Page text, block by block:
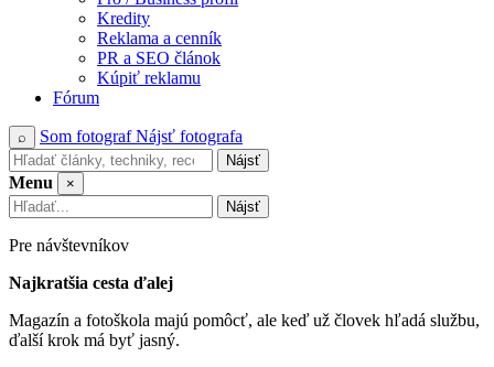
Kredity
Reklama a cenník
PR a SEO článok
Kúpiť reklamu
Fórum
⌕ Som fotografNájsť fotografa
Nájsť
Menu
×
Nájsť
Pre návštevníkov
Najkratšia cesta ďalej
Magazín a fotoškola majú pomôcť, ale keď už človek hľadá službu,
ďalší krok má byť jasný.